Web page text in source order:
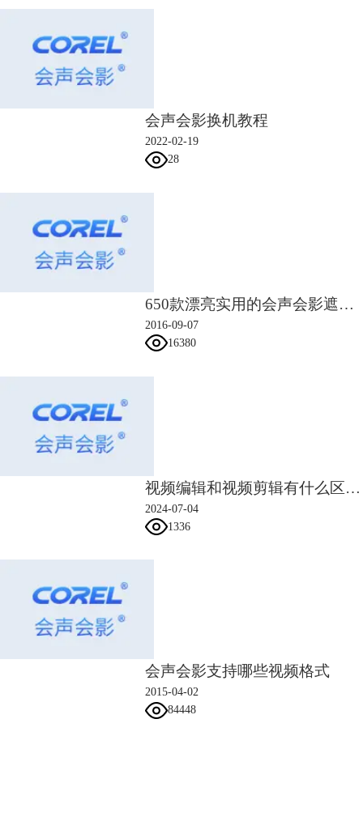
会声会影换机教程
2022-02-19
28
650款漂亮实用的会声会影遮罩素材
2016-09-07
16380
视频编辑和视频剪辑有什么区别 视频编辑怎么旋转方向
2024-07-04
1336
会声会影支持哪些视频格式
2015-04-02
84448